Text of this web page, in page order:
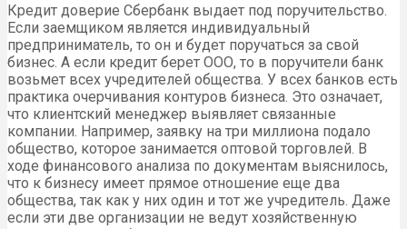
Кредит доверие Сбербанк выдает под поручительство.
Если заемщиком является индивидуальный
предприниматель, то он и будет поручаться за свой
бизнес. А если кредит берет ООО, то в поручители банк
возьмет всех учредителей общества. У всех банков есть
практика очерчивания контуров бизнеса. Это означает,
что клиентский менеджер выявляет связанные
компании. Например, заявку на три миллиона подало
общество, которое занимается оптовой торговлей. В
ходе финансового анализа по документам выяснилось,
что к бизнесу имеет прямое отношение еще два
общества, так как у них один и тот же учредитель. Даже
если эти две организации не ведут хозяйственную